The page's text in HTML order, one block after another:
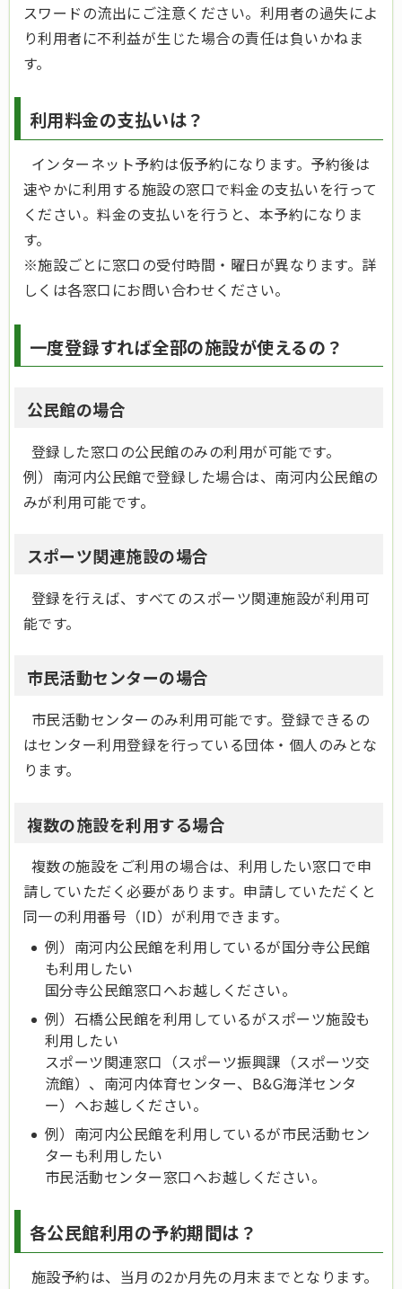
スワードの流出にご注意ください。利用者の過失によ
り利用者に不利益が生じた場合の責任は負いかねま
す。
利用料金の支払いは？
インターネット予約は仮予約になります。予約後は
速やかに利用する施設の窓口で料金の支払いを行って
ください。料金の支払いを行うと、本予約になりま
す。
※施設ごとに窓口の受付時間・曜日が異なります。詳
しくは各窓口にお問い合わせください。
一度登録すれば全部の施設が使えるの？
公民館の場合
登録した窓口の公民館のみの利用が可能です。
例）南河内公民館で登録した場合は、南河内公民館の
みが利用可能です。
スポーツ関連施設の場合
登録を行えば、すべてのスポーツ関連施設が利用可
能です。
市民活動センターの場合
市民活動センターのみ利用可能です。登録できるの
はセンター利用登録を行っている団体・個人のみとな
ります。
複数の施設を利用する場合
複数の施設をご利用の場合は、利用したい窓口で申
請していただく必要があります。申請していただくと
同一の利用番号（ID）が利用できます。
例）南河内公民館を利用しているが国分寺公民館
も利用したい
国分寺公民館窓口へお越しください。
例）石橋公民館を利用しているがスポーツ施設も
利用したい
スポーツ関連窓口（スポーツ振興課（スポーツ交
流館）、南河内体育センター、B&G海洋センタ
ー）へお越しください。
例）南河内公民館を利用しているが市民活動セン
ターも利用したい
市民活動センター窓口へお越しください。
各公民館利用の予約期間は？
施設予約は、当月の2か月先の月末までとなります。